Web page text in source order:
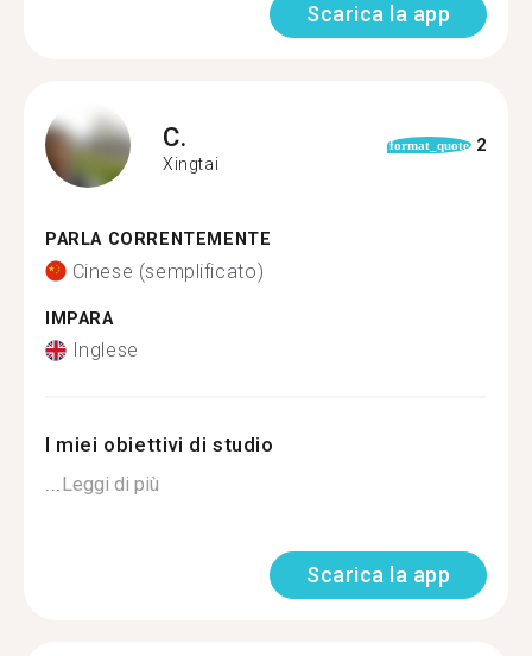
Scarica la app
C.
Xingtai
format_quote 2
PARLA CORRENTEMENTE
Cinese (semplificato)
IMPARA
Inglese
I miei obiettivi di studio
...Leggi di più
Scarica la app